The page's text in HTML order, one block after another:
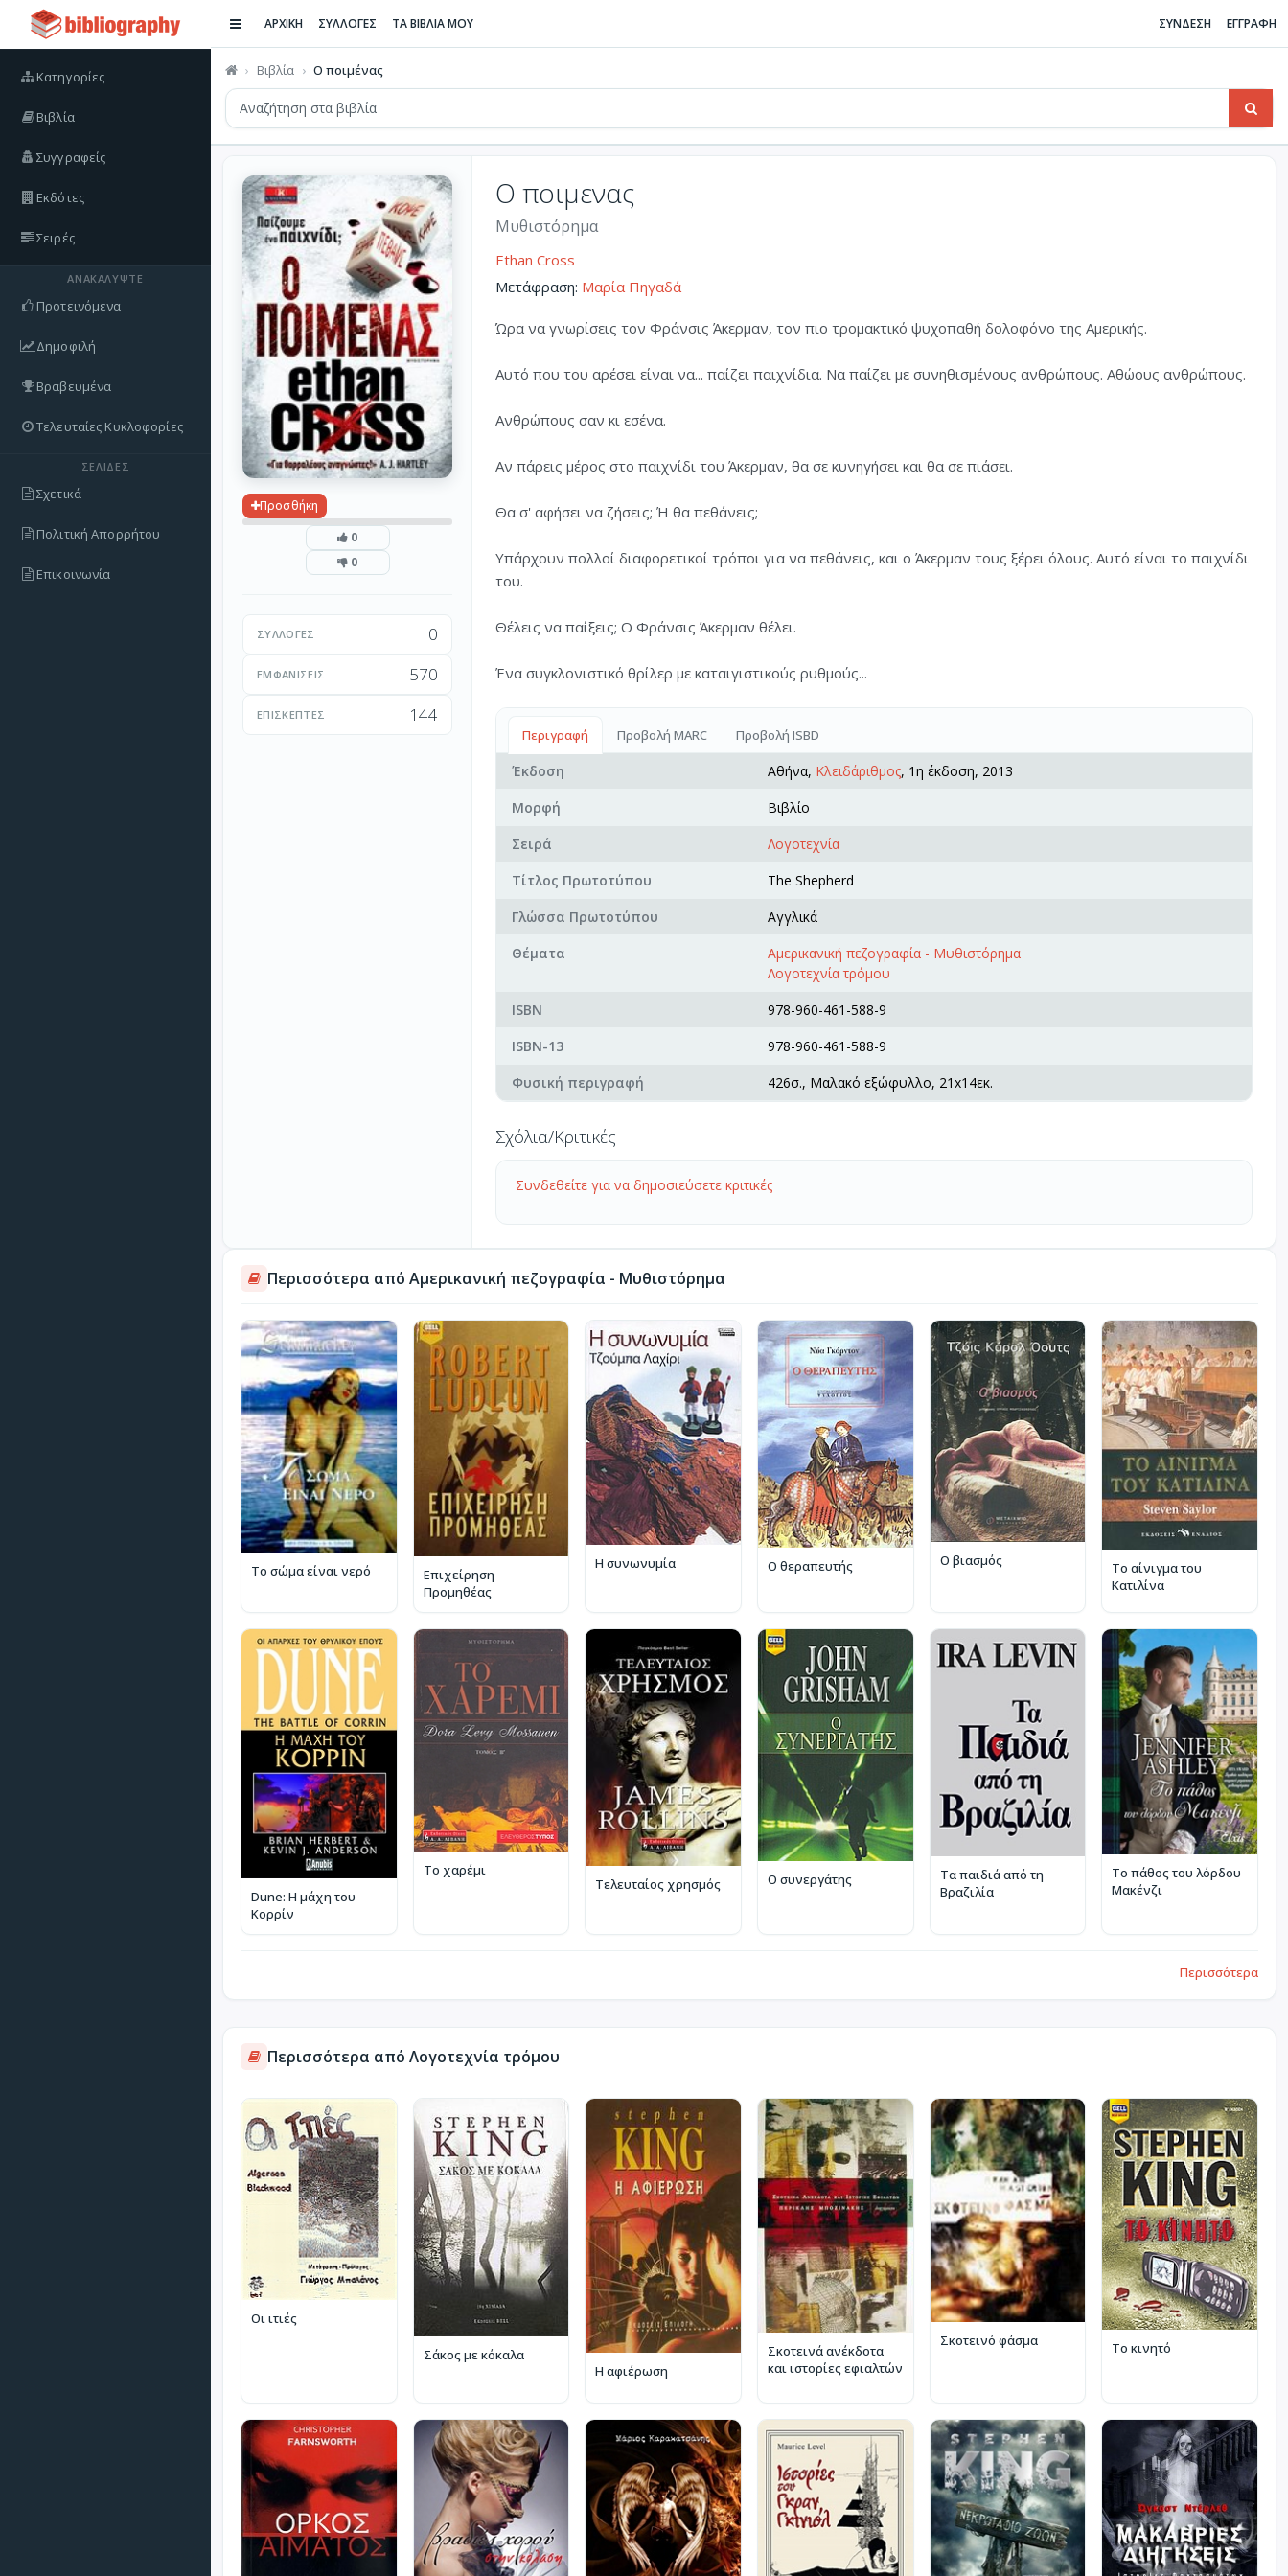
Κατηγορίες
Βιβλία
Συγγραφείς
Εκδότες
Σειρές
ΑΝΑΚΑΛΎΨΤΕ
Προτεινόμενα
Δημοφιλή
Βραβευμένα
Τελευταίες Κυκλοφορίες
ΣΕΛΊΔΕΣ
Σχετικά
Πολιτική Απορρήτου
Επικοινωνία
ΑΡΧΙΚΗ ΣΥΛΛΟΓΕΣ ΤΑ ΒΙΒΛΙΑ ΜΟΥ ΣΥΝΔΕΣΗ ΕΓΓΡΑΦΗ
Βιβλία Ο ποιμένας
Προσθήκη
0
0
ΣΥΛΛΟΓΈΣ 0
ΕΜΦΑΝΊΣΕΙΣ 570
ΕΠΙΣΚΈΠΤΕΣ 144
Ο ποιμενας
Μυθιστόρημα
Ethan Cross
Μετάφραση: Μαρία Πηγαδά
Ώρα να γνωρίσεις τον Φράνσις Άκερμαν, τον πιο τρομακτικό ψυχοπαθή δολοφόνο της Αμερικής.
Αυτό που του αρέσει είναι να... παίζει παιχνίδια. Να παίζει με συνηθισμένους ανθρώπους. Αθώους ανθρώπους.
Ανθρώπους σαν κι εσένα.
Αν πάρεις μέρος στο παιχνίδι του Άκερμαν, θα σε κυνηγήσει και θα σε πιάσει.
Θα σ' αφήσει να ζήσεις; Ή θα πεθάνεις;
Υπάρχουν πολλοί διαφορετικοί τρόποι για να πεθάνεις, και ο Άκερμαν τους ξέρει όλους. Αυτό είναι το παιχνίδι
του.
Θέλεις να παίξεις; Ο Φράνσις Άκερμαν θέλει.
Ένα συγκλονιστικό θρίλερ με καταιγιστικούς ρυθμούς...
Περιγραφή Προβολή MARC Προβολή ISBD
Έκδοση Αθήνα, Κλειδάριθμος, 1η έκδοση, 2013
Μορφή
Βιβλίο
Σειρά
Λογοτεχνία
Τίτλος Πρωτοτύπου
The Shepherd
Γλώσσα Πρωτοτύπου
Αγγλικά
Θέματα
Αμερικανική πεζογραφία - Μυθιστόρημα
Λογοτεχνία τρόμου
ISBN
978-960-461-588-9
ISBN-13
978-960-461-588-9
Φυσική περιγραφή
426σ., Μαλακό εξώφυλλο, 21x14εκ.
Σχόλια/Κριτικές
Συνδεθείτε για να δημοσιεύσετε κριτικές
Περισσότερα από Αμερικανική πεζογραφία - Μυθιστόρημα
Το σώμα είναι νερό
Επιχείρηση
Προμηθέας
Η συνωνυμία Ο θεραπευτής Ο βιασμός
Το αίνιγμα του
Κατιλίνα
Dune: Η μάχη του
Κορρίν
Το χαρέμι
Τελευταίος χρησμός
Ο συνεργάτης
Τα παιδιά από τη
Βραζιλία
Το πάθος του λόρδου
Μακένζι
Περισσότερα
Περισσότερα από Λογοτεχνία τρόμου
Οι ιτιές
Σάκος με κόκαλα
Η αφιέρωση
Σκοτεινά ανέκδοτα
και ιστορίες εφιαλτών
Σκοτεινό φάσμα Το κινητό